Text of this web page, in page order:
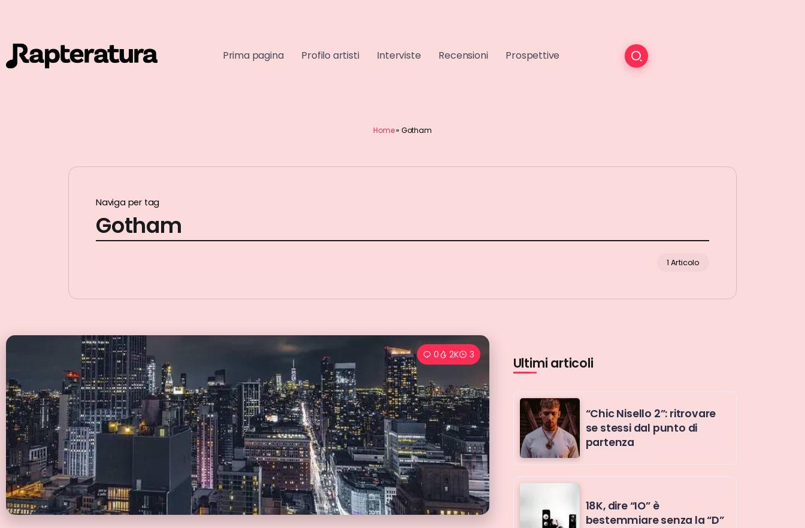
Prima pagina Profilo artisti Interviste Recensioni Prospettive
Home» Gotham
Naviga per tag
Gotham
1 Articolo
0 2K 3 Ultimi articoli
“Chic Nisello 2”: ritrovare
se stessi dal punto di
partenza
18K, dire “IO” è
bestemmiare senza la “D”